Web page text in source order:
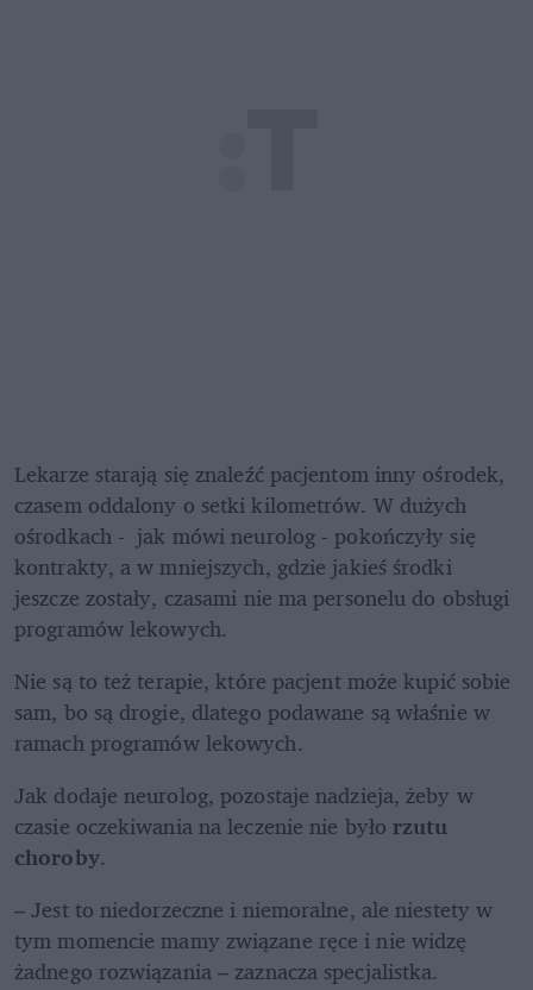
Lekarze starają się znaleźć pacjentom inny ośrodek,
czasem oddalony o setki kilometrów. W dużych
ośrodkach -  jak mówi neurolog - pokończyły się
kontrakty, a w mniejszych, gdzie jakieś środki
jeszcze zostały, czasami nie ma personelu do obsługi
programów lekowych.
Nie są to też terapie, które pacjent może kupić sobie
sam, bo są drogie, dlatego podawane są właśnie w
ramach programów lekowych.
Jak dodaje neurolog, pozostaje nadzieja, żeby w
czasie oczekiwania na leczenie nie było rzutu
choroby.
– Jest to niedorzeczne i niemoralne, ale niestety w
tym momencie mamy związane ręce i nie widzę
żadnego rozwiązania – zaznacza specjalistka.